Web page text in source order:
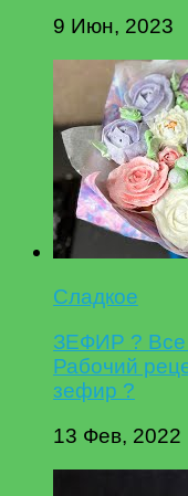
9 Июн, 2023
Сладкое
ЗЕФИР ? Все
Рабочий
зефир ?
13 Фев, 2022